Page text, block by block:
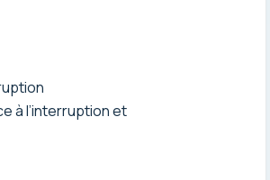
à l’interruption et